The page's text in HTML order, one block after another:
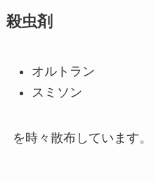
殺虫剤
オルトラン
スミソン
を時々散布しています。